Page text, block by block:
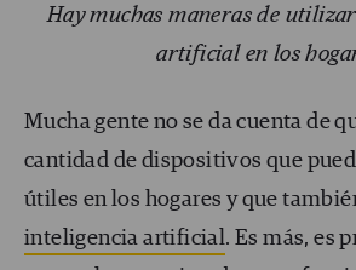
Hay muchas maneras de
artificial en los
Mucha gente no se da cuenta de
cantidad de dispositivos que
útiles en los hogares y que
inteligencia artificial. Es más, es